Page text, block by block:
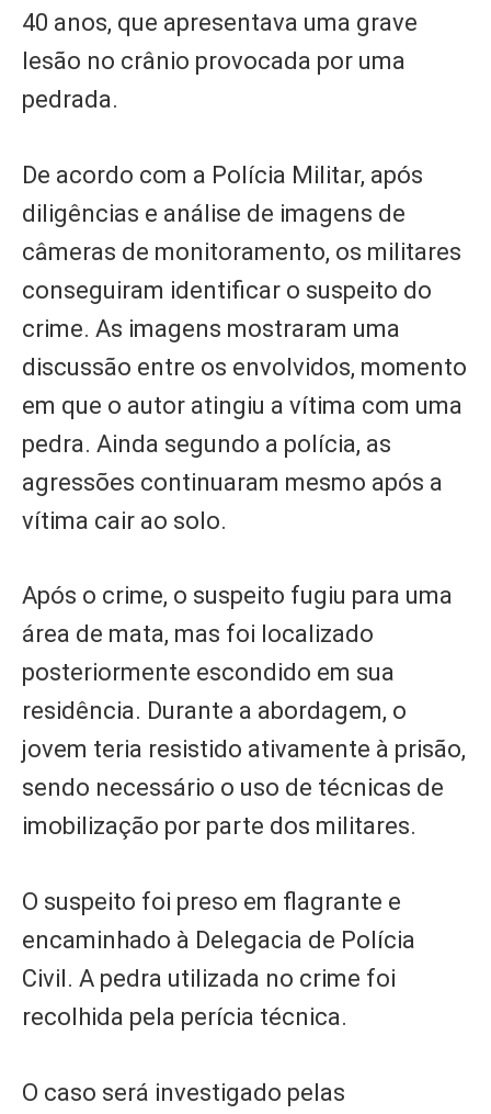
40 anos, que apresentava uma grave
lesão no crânio provocada por uma
pedrada.
De acordo com a Polícia Militar, após
diligências e análise de imagens de
câmeras de monitoramento, os militares
conseguiram identificar o suspeito do
crime. As imagens mostraram uma
discussão entre os envolvidos, momento
em que o autor atingiu a vítima com uma
pedra. Ainda segundo a polícia, as
agressões continuaram mesmo após a
vítima cair ao solo.
Após o crime, o suspeito fugiu para uma
área de mata, mas foi localizado
posteriormente escondido em sua
residência. Durante a abordagem, o
jovem teria resistido ativamente à prisão,
sendo necessário o uso de técnicas de
imobilização por parte dos militares.
O suspeito foi preso em flagrante e
encaminhado à Delegacia de Polícia
Civil. A pedra utilizada no crime foi
recolhida pela perícia técnica.
O caso será investigado pelas